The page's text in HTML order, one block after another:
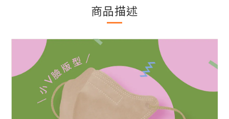
商品描述